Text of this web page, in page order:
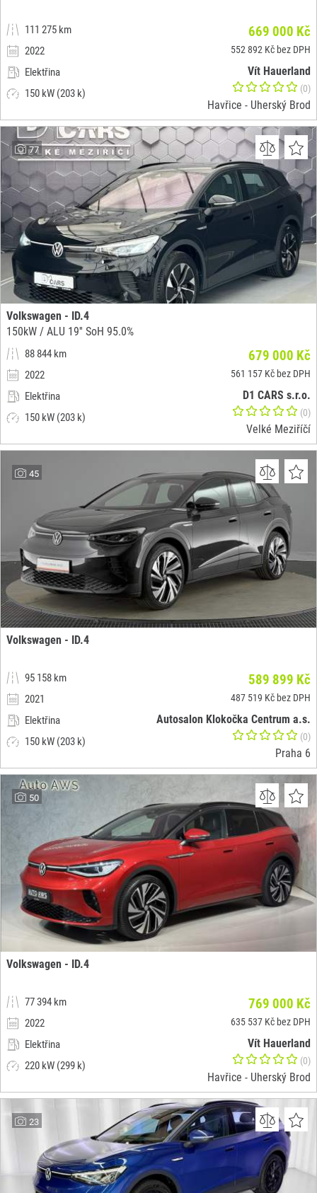
111 275 km
2022
Elektřina
150 kW (203 k)
669 000 Kč
552 892 Kč bez DPH
Vít Hauerland
(0)
Havřice - Uherský Brod
77
Volkswagen - ID.4
150kW / ALU 19'' SoH 95.0%
88 844 km
2022
Elektřina
150 kW (203 k)
679 000 Kč
561 157 Kč bez DPH
D1 CARS s.r.o.
(0)
Velké Meziříčí
45
Volkswagen - ID.4
95 158 km
2021
Elektřina
150 kW (203 k)
589 899 Kč
487 519 Kč bez DPH
Autosalon Klokočka Centrum a.s.
(0)
Praha 6
50
Volkswagen - ID.4
77 394 km
2022
Elektřina
220 kW (299 k)
769 000 Kč
635 537 Kč bez DPH
Vít Hauerland
(0)
Havřice - Uherský Brod
23